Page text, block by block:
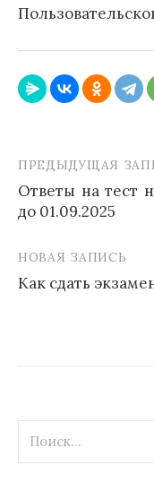
Навигация
по
ПРЕДЫДУЩАЯ
Ответы на тест
до 01.09.2025
НОВАЯ ЗАПИСЬ
Как сдать